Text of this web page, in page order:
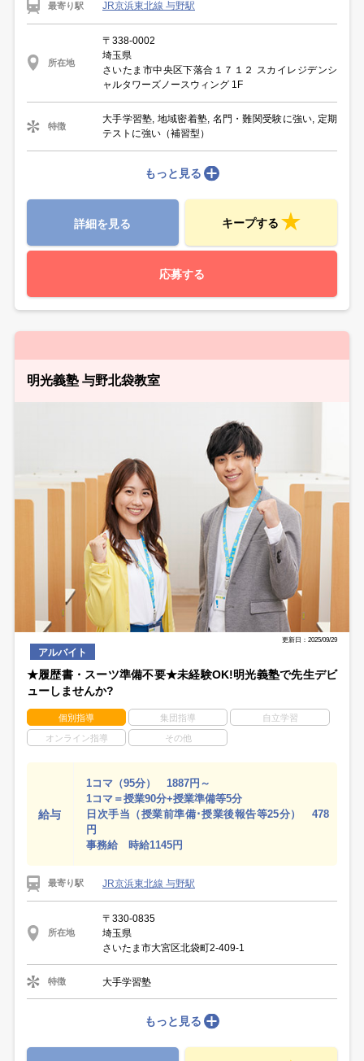
最寄り駅 JR京浜東北線 与野駅
所在地
〒338-0002
埼玉県
さいたま市中央区下落合１７１２ スカイレジデンシ
ャルタワーズノースウィング 1F
特徴
大手学習塾, 地域密着塾, 名門・難関受験に強い, 定期
テストに強い（補習型）
もっと見る
詳細を見る キープする
応募する
明光義塾 与野北袋教室
更新日：2025/09/29
アルバイト
★履歴書・スーツ準備不要★未経験OK!明光義塾で先生デビ
ューしませんか?
個別指導 集団指導 自立学習
オンライン指導 その他
給与
1コマ（95分） 1887円～
1コマ＝授業90分+授業準備等5分
日次手当（授業前準備･授業後報告等25分） 478
円
事務給 時給1145円
最寄り駅 JR京浜東北線 与野駅
所在地
〒330-0835
埼玉県
さいたま市大宮区北袋町2‐409‐1
特徴 大手学習塾
もっと見る